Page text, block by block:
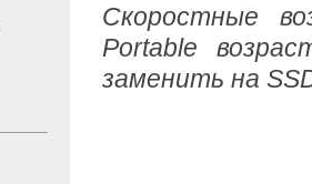
Скоростные
Portable
заменить на